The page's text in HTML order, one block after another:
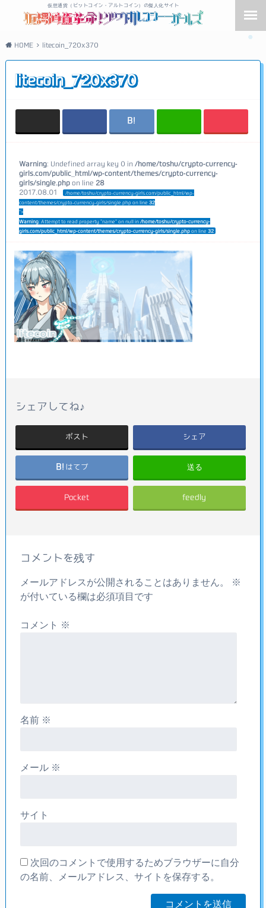
仮想通貨（ビットコイン・アルトコイン）の擬人化サイト
HOME litecoin_720x370
litecoin_720x370
Warning: Undefined array key 0 in /home/toshu/crypto-currency-
girls.com/public_html/wp-content/themes/crypto-currency-
girls/single.php on line 28
2017.08.01
/home/toshu/crypto-currency-girls.com/public_html/wp-
content/themes/crypto-currency-girls/single.php on line32
">
Warning: Attempt to read property "name" on null in /home/toshu/crypto-currency-
girls.com/public_html/wp-content/themes/crypto-currency-girls/single.php on line32
シェアしてね♪
ポスト シェア
はてブ 送る
Pocket feedly
コメントを残す
メールアドレスが公開されることはありません。
※
が付いている欄は必須項目です
コメント ※
名前 ※
メール ※
サイト
次回のコメントで使用するためブラウザーに自分
の名前、メールアドレス、サイトを保存する。